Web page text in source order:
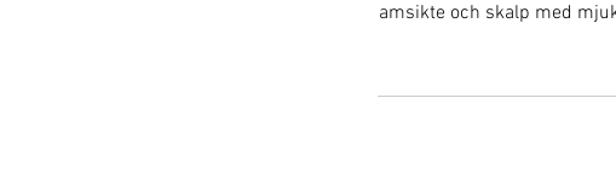
amsikte och skalp med